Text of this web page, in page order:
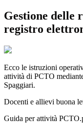
Gestione delle
registro
Ecco le istruzioni
attività di PCTO
Spaggiari.
Docenti e allievi buona
Guida per attività